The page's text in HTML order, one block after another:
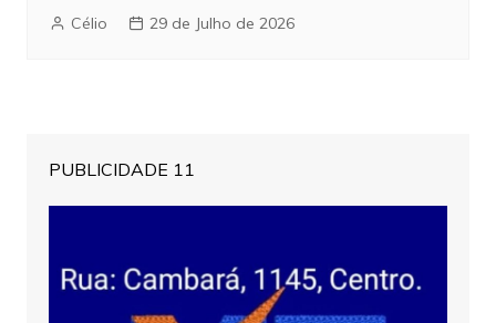
Célio 29 de Julho de 2026
PUBLICIDADE 11